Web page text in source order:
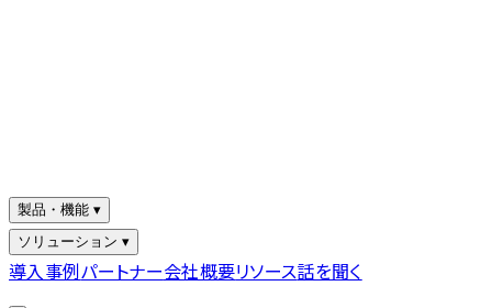
製品・機能 ▾
ソリューション ▾
導入事例パートナー会社概要リソース話を聞く